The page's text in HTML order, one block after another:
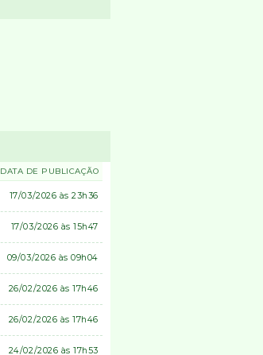
DATA DE PUBLICAÇÃO
17/03/2026 às 23h36
17/03/2026 às 15h47
09/03/2026 às 09h04
26/02/2026 às 17h46
26/02/2026 às 17h46
24/02/2026 às 17h53